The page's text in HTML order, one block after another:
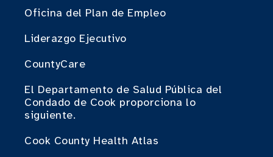
Oficina del Plan de Empleo
Liderazgo Ejecutivo
CountyCare
El Departamento de Salud Pública del
Condado de Cook proporciona lo
siguiente.
Cook County Health Atlas